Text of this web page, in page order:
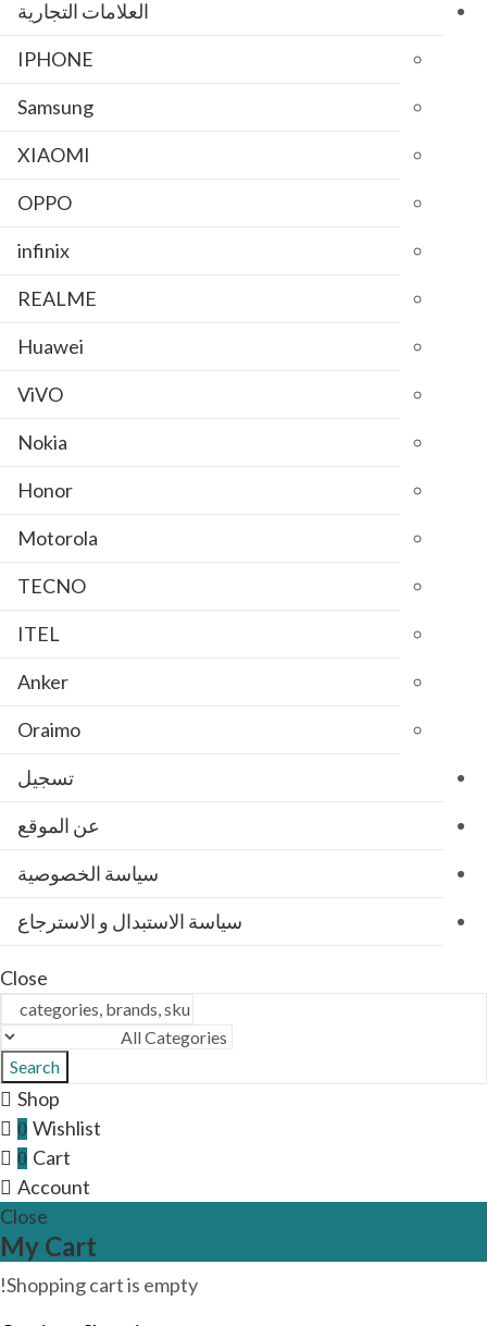
العلامات التجارية
IPHONE
Samsung
XIAOMI
OPPO
infinix
REALME
Huawei
ViVO
Nokia
Honor
Motorola
TECNO
ITEL
Anker
Oraimo
تسجيل
عن الموقع
سياسة الخصوصية
سياسة الاستبدال و الاسترجاع
Close
Search
Shop
0 Wishlist
0 Cart
Account
Close
My Cart
Shopping cart is empty!